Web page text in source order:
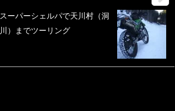
スーパーシェルパで天川村（洞
川）までツーリング